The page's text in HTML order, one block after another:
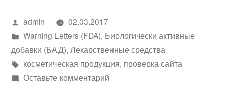
Написано
автором
admin
02.03.2017
Написано
в
Warning Letters (FDA), Биологически активные
добавки (БАД), Лекарственные средства
Метки:
косметическая продукция, проверка сайта
Оставьте комментарийк